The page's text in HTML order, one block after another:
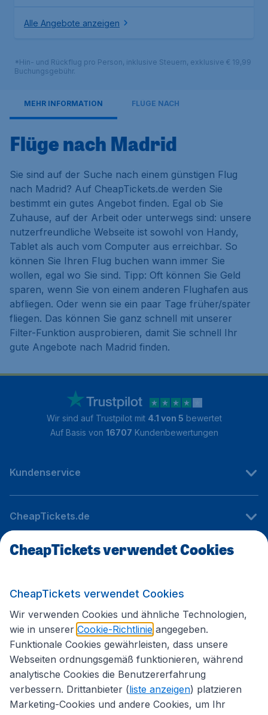
Alle Angebote anzeigen
*Hin- und Rückflug pro Person, inklusive Steuern, exklusive € 19,99
Buchungsgebühr.
MEHR INFORMATION FLÜGE NACH
Flüge nach Madrid
Sie sind auf der Suche nach einem günstigen Flug
nach Madrid? Auf CheapTickets.de werden Sie
bestimmt ein gutes Angebot finden. Egal ob Sie
Zuhause, auf der Arbeit oder unterwegs sind: unsere
nutzerfreundliche Webseite ist sowohl von Handy,
Tablet als auch vom Computer aus erreichbar. So
können Sie Ihren Flug buchen wann immer Sie
wollen, egal wo Sie sind. Tipp: Oft können Sie Geld
sparen, wenn Sie von einem anderen Flughafen aus
abfliegen. Oder wenn sie ein paar Tage früher/später
fliegen. Das können Sie ganz schnell mit unserer
Filter-Funktion ausprobieren, damit Sie schnell Ihr
gute Angebote nach Madrid finden.
Wir sind auf Trustpilot mit 4.1 von 5 bewertet
Auf Basis von 16707 Kundenbewertungen
Kundenservice
CheapTickets.de
Internationale Webseiten
Folgen Sie uns:
CheapTickets verwendet Cookies
CheapTickets verwendet Cookies
Wir verwenden Cookies und ähnliche Technologien,
wie in unserer Cookie-Richtlinie angegeben.
Funktionale Cookies gewährleisten, dass unsere
Webseiten ordnungsgemäß funktionieren, während
analytische Cookies die Benutzererfahrung
verbessern. Drittanbieter (liste anzeigen) platzieren
Marketing-Cookies und andere Cookies, um Ihr